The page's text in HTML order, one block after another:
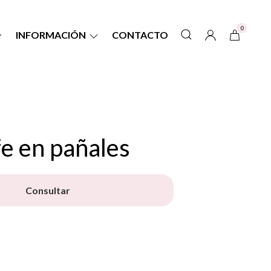
INFORMACIÓN CONTACTO
0
en pañales
Consultar